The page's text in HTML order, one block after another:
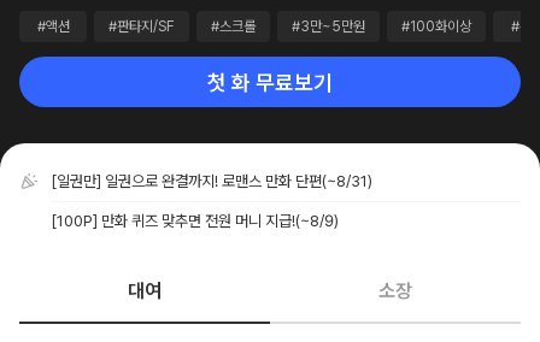
#액션 #판타지/SF #스크롤 #3만~5만원 #100화이상 #완
첫 화 무료보기
[일권만] 일권으로 완결까지! 로맨스 만화 단편(~8/31)
[100P] 만화 퀴즈 맞추면 전원 머니 지급!(~8/9)
대여 소장